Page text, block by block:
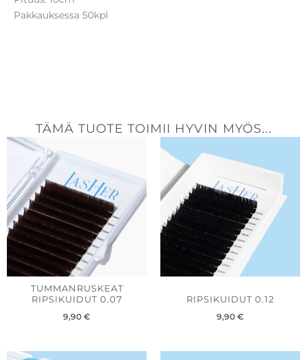
Pakkauksessa 50kpl
TÄMÄ TUOTE TOIMII HYVIN MYÖS...
TUMMANRUSKEAT
RIPSIKUIDUT 0.07
9,90 €
RIPSIKUIDUT 0.12
9,90 €